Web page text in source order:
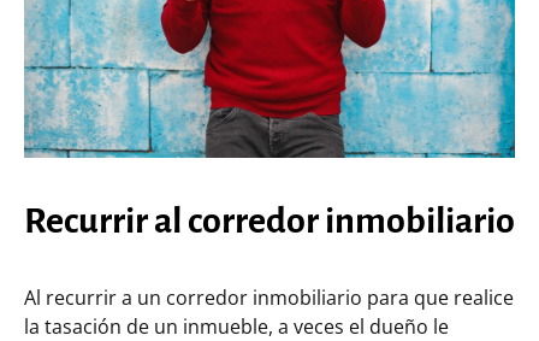
Recurrir al corredor inmobiliario
Al recurrir a un corredor inmobiliario para que realice
la tasación de un inmueble, a veces el dueño le